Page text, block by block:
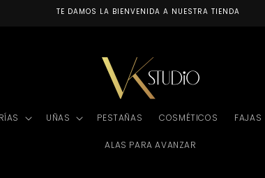
TE DAMOS LA BIENVENIDA A NUESTRA TIENDA
UÑAS PESTAÑAS COSMÉTICOS FAJAS
ALAS PARA AVANZAR